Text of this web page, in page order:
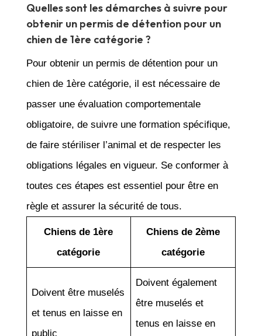
Quelles sont les démarches à suivre pour
obtenir un permis de détention pour un
chien de 1ère catégorie ?
Pour obtenir un permis de détention pour un
chien de 1ère catégorie, il est nécessaire de
passer une évaluation comportementale
obligatoire, de suivre une formation spécifique,
de faire stériliser l’animal et de respecter les
obligations légales en vigueur. Se conformer à
toutes ces étapes est essentiel pour être en
règle et assurer la sécurité de tous.
Chiens de 1ère
catégorie
Chiens de 2ème
catégorie
Doivent être muselés
et tenus en laisse en
public
Doivent également
être muselés et
tenus en laisse en